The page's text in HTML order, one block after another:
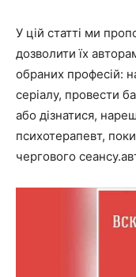
У цій статті ми
дозволити їх
обраних професій:
серіалу, провести
або дізнатися,
психотерапевт,
чергового